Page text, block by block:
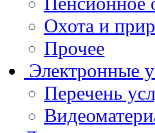
Охота и
Прочее
Электронные
Перечень